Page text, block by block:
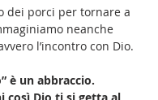
dei porci per tornare a
neanche
l’incontro con Dio.
è un abbraccio.